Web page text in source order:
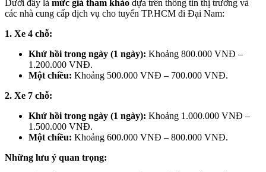
Dưới đây là mức giá tham khảo dựa trên thông tin thị trường và
các nhà cung cấp dịch vụ cho tuyến TP.HCM đi Đại Nam:
1. Xe 4 chỗ:
Khứ hồi trong ngày (1 ngày): Khoảng 800.000 VNĐ –
1.200.000 VNĐ.
Một chiều: Khoảng 500.000 VNĐ – 700.000 VNĐ.
2. Xe 7 chỗ:
Khứ hồi trong ngày (1 ngày): Khoảng 1.000.000 VNĐ –
1.500.000 VNĐ.
Một chiều: Khoảng 600.000 VNĐ – 800.000 VNĐ.
Những lưu ý quan trọng: